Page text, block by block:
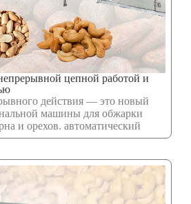
цепной работой и
действия — это новый
машины для обжарки
и орехов. автоматический